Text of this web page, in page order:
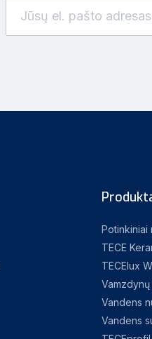
Potinkiniai
TECE
TECElux
Vandens
Vandens